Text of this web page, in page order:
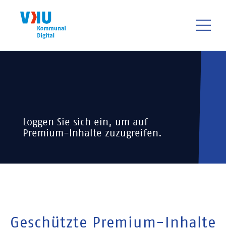
Loggen Sie sich ein, um auf
Premium-Inhalte zuzugreifen.
Geschützte Premium-Inhalte